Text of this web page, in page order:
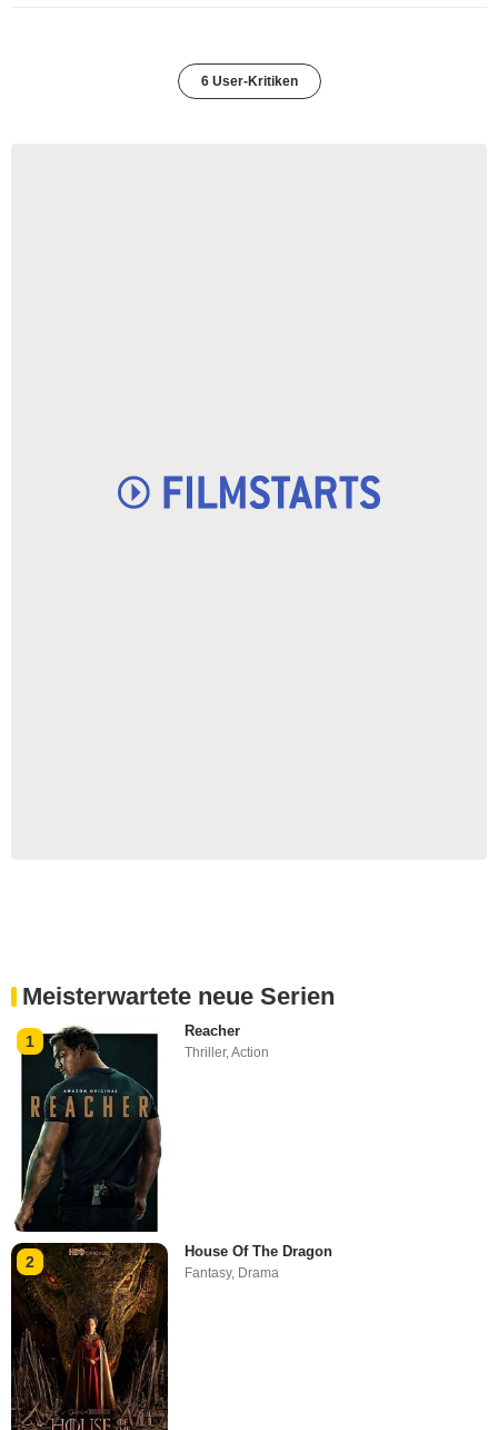
6 User-Kritiken
Meisterwartete neue Serien
1
Reacher
Thriller,Action
2
House Of The Dragon
Fantasy, Drama